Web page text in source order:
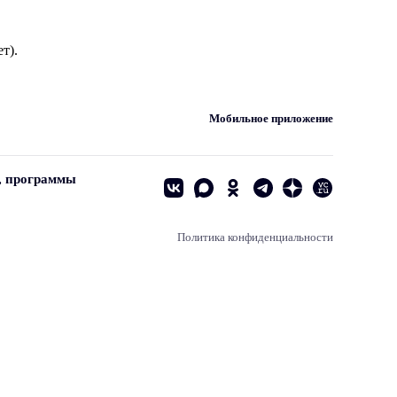
Мобильное приложение
программы
Политика конфиденциальности